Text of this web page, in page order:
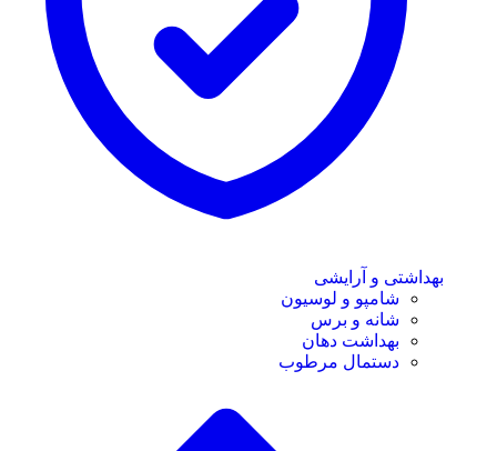
بهداشتی و آرایشی
شامپو و لوسیون
شانه و برس
بهداشت دهان
دستمال مرطوب